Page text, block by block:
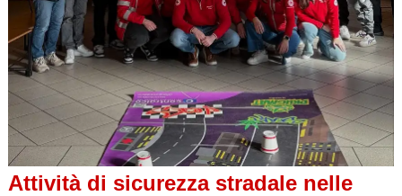
Attività di sicurezza stradale nelle